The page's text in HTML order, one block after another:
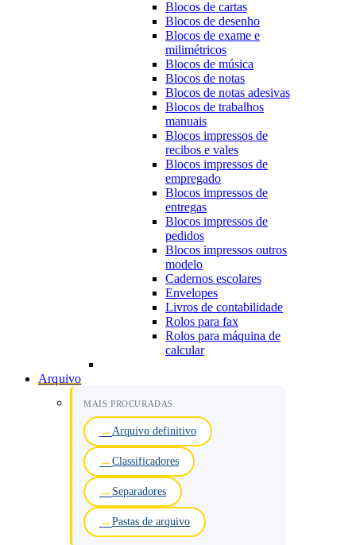
Blocos de cartas
Blocos de desenho
Blocos de exame e
milimétricos
Blocos de música
Blocos de notas
Blocos de notas adesivas
Blocos de trabalhos
manuais
Blocos impressos de
recibos e vales
Blocos impressos de
empregado
Blocos impressos de
entregas
Blocos impressos de
pedidos
Blocos impressos outros
modelo
Cadernos escolares
Envelopes
Livros de contabilidade
Rolos para fax
Rolos para máquina de
calcular
Arquivo
MAIS PROCURADAS
Arquivo definitivo
Classificadores
Separadores
Pastas de arquivo